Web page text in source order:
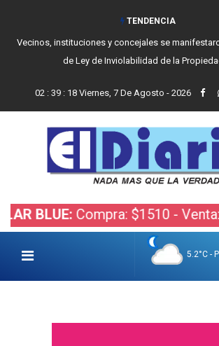
TENDENCIA
Vecinos, instituciones y concejales se
de Ley de Inviolabilidad de la
02: 39: 19 Viernes, 7 De Agosto - 2026
Compra: $1510 - Venta:
5.2°C -